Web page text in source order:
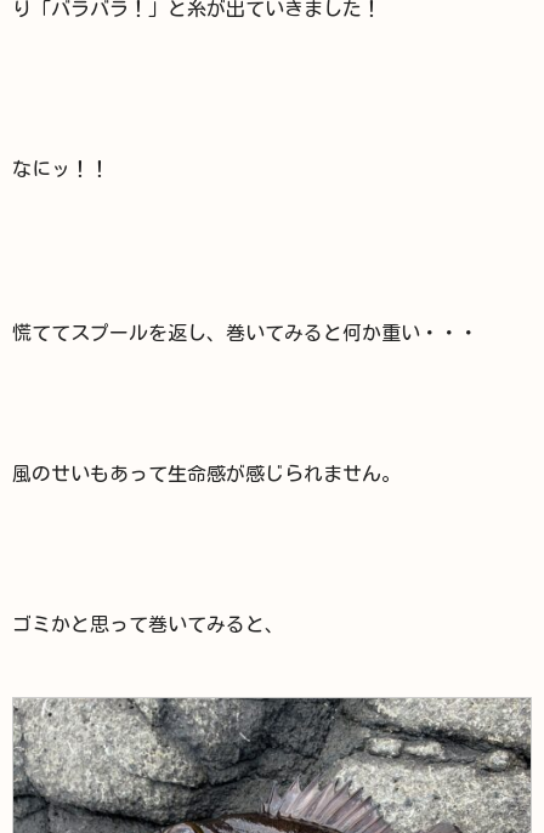
り「バラバラ！」と糸が出ていきました！
なにッ！！
慌ててスプールを返し、巻いてみると何か重い・・・
風のせいもあって生命感が感じられません。
ゴミかと思って巻いてみると、